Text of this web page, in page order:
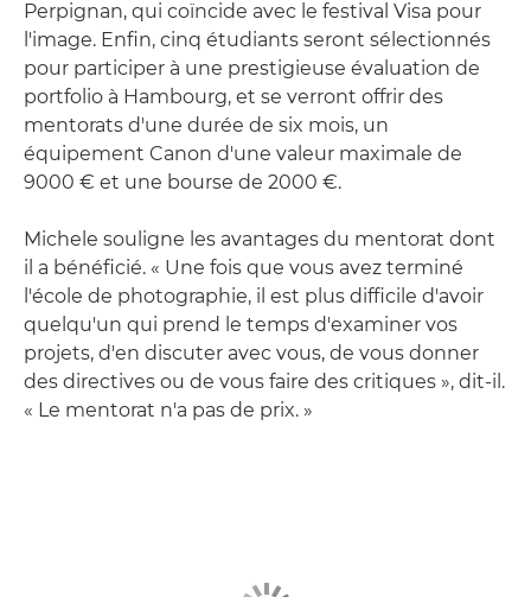
Perpignan, qui coïncide avec le festival Visa pour
l'image. Enfin, cinq étudiants seront sélectionnés
pour participer à une prestigieuse évaluation de
portfolio à Hambourg, et se verront offrir des
mentorats d'une durée de six mois, un
équipement Canon d'une valeur maximale de
9000 € et une bourse de 2000 €.
Michele souligne les avantages du mentorat dont
il a bénéficié. « Une fois que vous avez terminé
l'école de photographie, il est plus difficile d'avoir
quelqu'un qui prend le temps d'examiner vos
projets, d'en discuter avec vous, de vous donner
des directives ou de vous faire des critiques », dit-il.
« Le mentorat n'a pas de prix. »